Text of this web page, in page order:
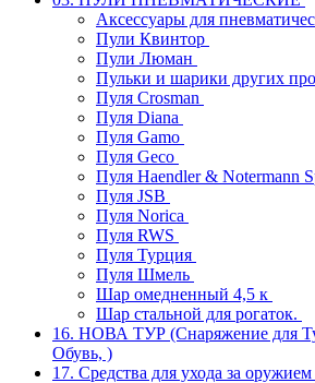
Аксессуары для
Пули Квинтор
Пули Люман
Пульки и шарики других
Пуля Crosman
Пуля Diana
Пуля Gamo
Пуля Geco
Пуля Haendler & Notermann
Пуля JSB
Пуля Norica
Пуля RWS
Пуля Турция
Пуля Шмель
Шар омедненный 4,5 к
Шар стальной для рогаток.
16. НОВА ТУР (Снаряжение для
Обувь, )
17. Средства для ухода за